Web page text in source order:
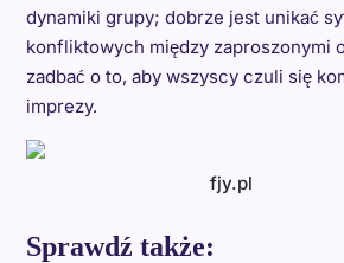
dynamiki grupy; dobrze jest unikać
konfliktowych między zaproszonymi
zadbać o to, aby wszyscy czuli się
imprezy.
fjy.pl
Sprawdź także: